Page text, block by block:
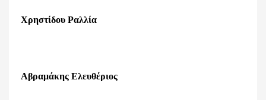
Χρηστίδου Ραλλία
Αβραμάκης Ελευθέριος